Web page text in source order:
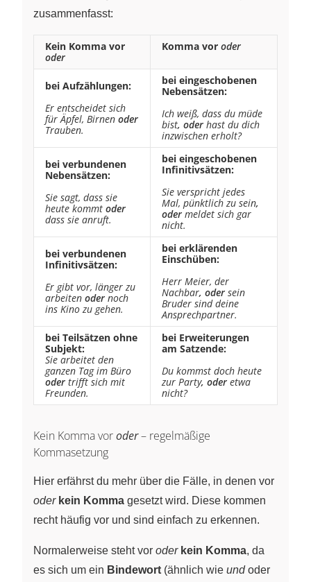
zusammenfasst:
Kein Komma vor
oder
Komma vor oder
bei Aufzählungen:
Er entscheidet sich
für Äpfel, Birnen oder
Trauben.
bei eingeschobenen
Nebensätzen:
Ich weiß, dass du müde
bist, oder hast du dich
inzwischen erholt?
bei verbundenen
Nebensätzen:
Sie sagt, dass sie
heute kommt oder
dass sie anruft.
bei eingeschobenen
Infinitivsätzen:
Sie verspricht jedes
Mal, pünktlich zu sein,
oder meldet sich gar
nicht.
bei verbundenen
Infinitivsätzen:
Er gibt vor, länger zu
arbeiten oder noch
ins Kino zu gehen.
bei erklärenden
Einschüben:
Herr Meier, der
Nachbar, oder sein
Bruder sind deine
Ansprechpartner.
bei Teilsätzen ohne
Subjekt:
Sie arbeitet den
ganzen Tag im Büro
oder trifft sich mit
Freunden.
bei Erweiterungen
am Satzende:
Du kommst doch heute
zur Party, oder etwa
nicht?
Kein Komma voroder– regelmäßige
Kommasetzung
Hier erfährst du mehr über die Fälle, in denen vor
oder kein Komma gesetzt wird. Diese kommen
recht häufig vor und sind einfach zu erkennen.
Normalerweise steht vor oder kein Komma, da
es sich um ein Bindewort (ähnlich wie undoder